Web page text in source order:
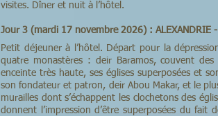
visites. Dîner et nuit à l’hôtel.
Jour 3 (mardi 17 novembre 2026) : ALEXANDRIE -
Petit déjeuner à l’hôtel. Départ pour la
quatre monastères : deir Baramos, couvent
enceinte très haute, ses églises superposées et
son fondateur et patron, deir Abou Makar, et le
murailles dont s’échappent les clochetons des
donnent l’impression d’être superposées du